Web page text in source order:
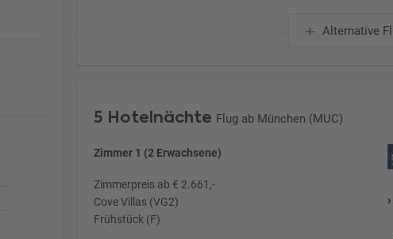
Alternative
5 Hotelnächte Flug ab München (MUC)
Zimmer 1 (2 Erwachsene)
Zimmerpreis ab € 2.661,-
Cove Villas (VG2)
Frühstück (F)